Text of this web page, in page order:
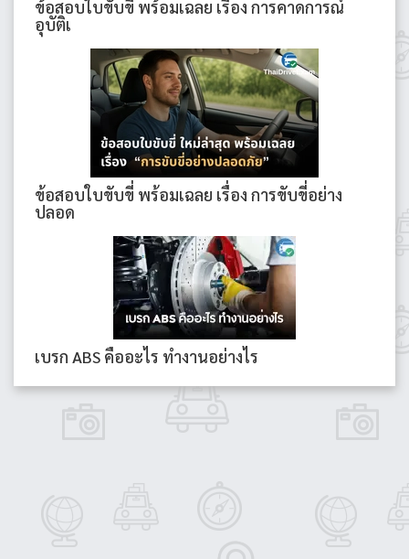
ข้อสอบใบขับขี่ พร้อมเฉลย เรื่อง การคาดการณ์
อุบัติเ
ข้อสอบใบขับขี่ พร้อมเฉลย เรื่อง การขับขี่อย่าง
ปลอด
เบรก ABS คืออะไร ทำงานอย่างไร